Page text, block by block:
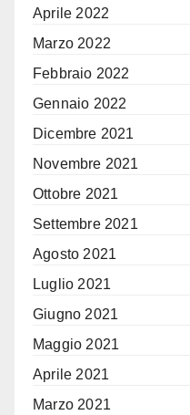
Aprile 2022
Marzo 2022
Febbraio 2022
Gennaio 2022
Dicembre 2021
Novembre 2021
Ottobre 2021
Settembre 2021
Agosto 2021
Luglio 2021
Giugno 2021
Maggio 2021
Aprile 2021
Marzo 2021